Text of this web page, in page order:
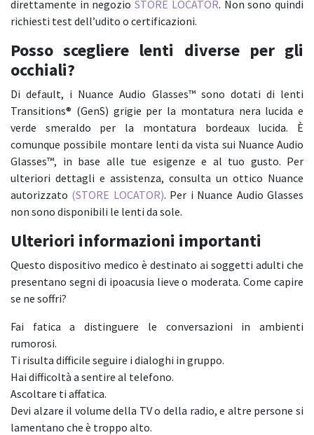
direttamente in negozio STORE LOCATOR. Non sono quindi
richiesti test dell’udito o certificazioni.
Posso scegliere lenti diverse per gli
occhiali?
Di default, i Nuance Audio Glasses™ sono dotati di lenti
Transitions® (GenS) grigie per la montatura nera lucida e
verde smeraldo per la montatura bordeaux lucida. È
comunque possibile montare lenti da vista sui Nuance Audio
Glasses™, in base alle tue esigenze e al tuo gusto. Per
ulteriori dettagli e assistenza, consulta un ottico Nuance
autorizzato (STORE LOCATOR). Per i Nuance Audio Glasses
non sono disponibili le lenti da sole.
Ulteriori informazioni importanti
Questo dispositivo medico è destinato ai soggetti adulti che
presentano segni di ipoacusia lieve o moderata. Come capire
se ne soffri?
Fai fatica a distinguere le conversazioni in ambienti
rumorosi.
Ti risulta difficile seguire i dialoghi in gruppo.
Hai difficoltà a sentire al telefono.
Ascoltare ti affatica.
Devi alzare il volume della TV o della radio, e altre persone si
lamentano che è troppo alto.